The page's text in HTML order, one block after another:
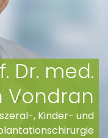
Dr. med.
Vondran
, Kinder- und